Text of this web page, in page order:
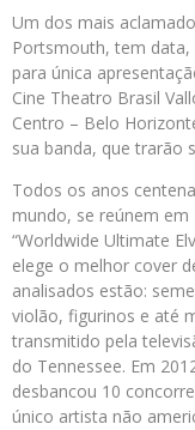
Um dos mais
Portsmouth, tem
para única
Cine Theatro Brasil
Centro – Belo
sua banda, que trarão
Todos os anos
mundo, se reúnem
“Worldwide Ultimate
elege o melhor cover
analisados estão:
violão, figurinos e até
transmitido pela
do Tennessee. Em
desbancou 10
único artista não